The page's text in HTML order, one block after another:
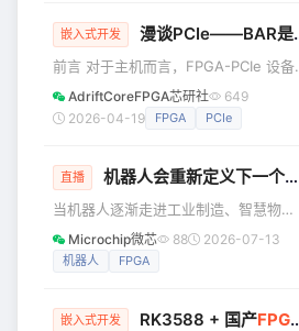
set_input_delay -clock clk -max 2.1
嵌入式开发 漫谈PCIe——BAR是什么
前言 对于主机而言，FPGA-PCIe 设备
通过其 BAR（Base Address
Register）被识别和访问。主机必须通
FPGA-PCIe 内部的地址区域映射到主机
来完成数据收发。 readl(dif-
&gt;bar0_mapped_addr +
(offset&lt;&l
AdriftCoreFPGA芯研社
649
2026-04-19
FPGA PCIe
直播 机器人会重新定义下一个工业时代吗？｜
当机器人逐渐走进工业制造、智慧物
流、建筑施工与服务场景，一个关键问
题始终存在：如何让机器人既“强壮”，又
器人系统正在不断挑战算力、功耗与响
Microchip微芯 88 2026-07-13
机器人 FPGA
嵌入式开发 RK3588 + 国产FPGA